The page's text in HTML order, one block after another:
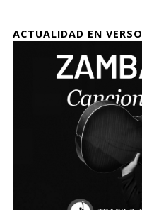
ACTUALIDAD EN VERSO